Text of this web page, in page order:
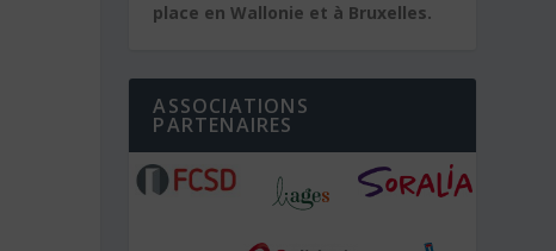
place en Wallonie et à Bruxelles.
ASSOCIATIONS
PARTENAIRES